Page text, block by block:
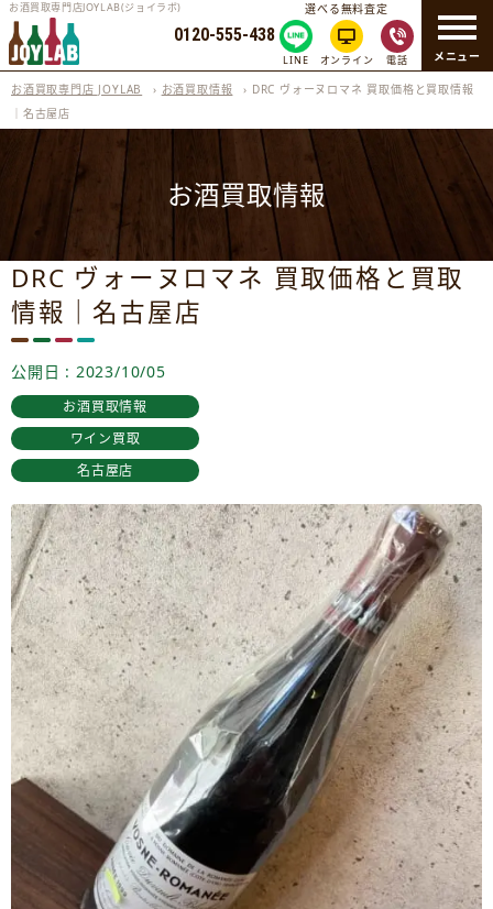
メニュー
お酒買取専門店JOYLAB(ジョイラボ)
0120-555-438
選べる無料査定
LINE オンライン 電話
お酒買取専門店 JOYLAB › お酒買取情報 › DRC ヴォーヌロマネ 買取価格と買取情報
｜名古屋店
お酒買取情報
DRC ヴォーヌロマネ 買取価格と買取
情報｜名古屋店
公開日 : 2023/10/05
お酒買取情報
ワイン買取
名古屋店